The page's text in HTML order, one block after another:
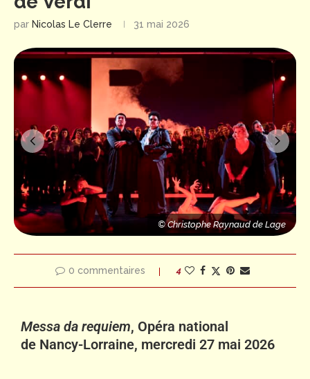
par Nicolas Le Clerre 31 mai 2026
© Christophe Raynaud de Lage
© Christophe Raynaud de Lage
© Christophe Raynaud de Lage
0 commentaires 4
Messa da requiem, Opéra national
de Nancy-Lorraine, mercredi 27 mai 2026